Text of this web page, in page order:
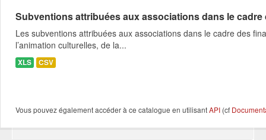
Subventions attribuées aux associations dans le
Les subventions attribuées aux associations dans le cadre des
l’animation culturelles, de la...
XLS CSV
Vous pouvez également accéder à ce catalogue en utilisantAPI (cf